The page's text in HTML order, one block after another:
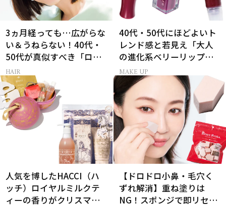
3ヵ月経っても…広がらな
い＆うねらない！40代・
50代が真似すべき「ロー
レイヤーボブ」
HAIR
40代・50代にほどよいト
レンド感と若見え「大人
の進化系ベリーリップ」6
選
MAKE UP
人気を博したHACCI（ハ
ッチ）ロイヤルミルクテ
ィーの香りがクリスマス
【ドロドロ小鼻・毛穴く
ずれ解消】重ね塗りは
NG！スポンジで即リセッ